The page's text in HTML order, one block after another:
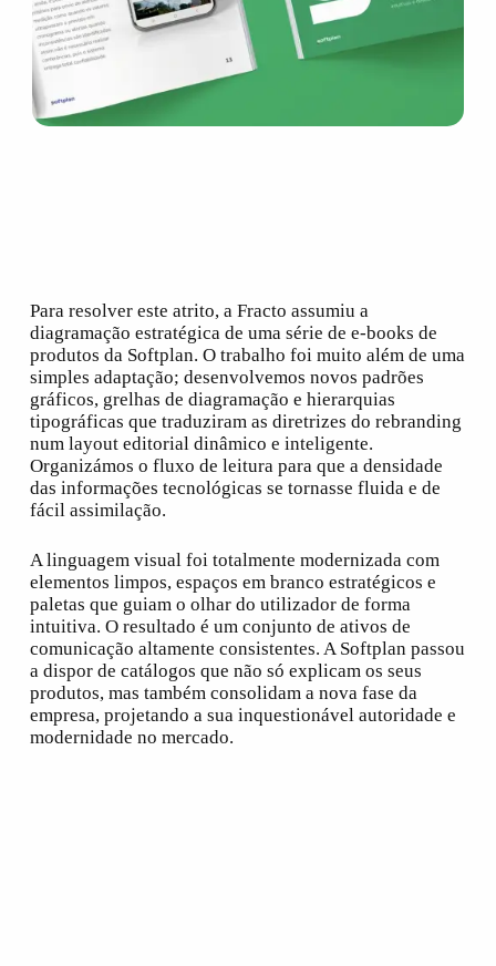
Para resolver este atrito, a Fracto assumiu a
diagramação estratégica de uma série de e-books de
produtos da Softplan. O trabalho foi muito além de uma
simples adaptação; desenvolvemos novos padrões
gráficos, grelhas de diagramação e hierarquias
tipográficas que traduziram as diretrizes do rebranding
num layouteditorial dinâmico e inteligente.
Organizámos o fluxo de leitura para que a densidade
das informações tecnológicas se tornasse fluida e de
fácil assimilação.
A linguagem visual foi totalmente modernizada com
elementos limpos, espaços em branco estratégicos e
paletas que guiam o olhar do utilizador de forma
intuitiva. O resultado é um conjunto de ativos de
comunicação altamente consistentes. A Softplan passou
a dispor de catálogos que não só explicam os seus
produtos, mas também consolidam a nova fase da
empresa, projetando a sua inquestionável autoridade e
modernidade no mercado.